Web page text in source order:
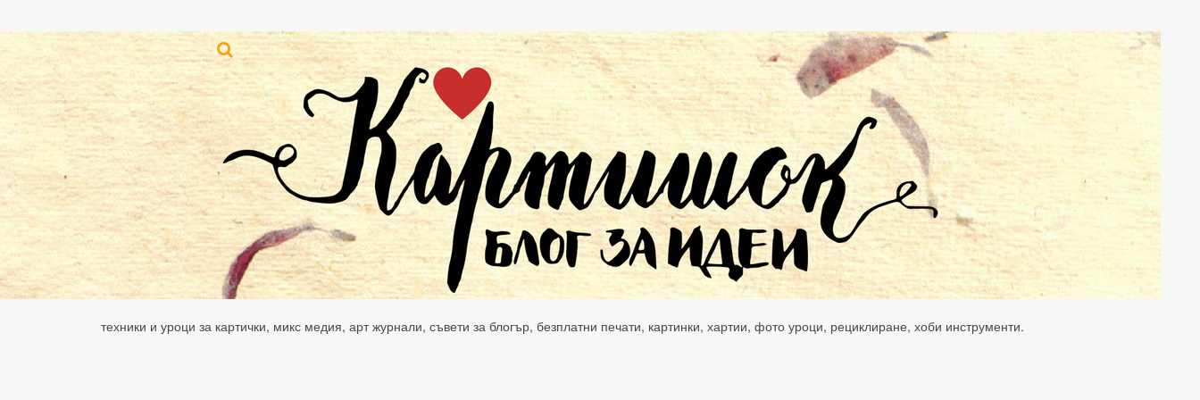
техники и уроци за картички, микс медия, арт журнали, съвети за блогър, безплатни печати, картинки, хартии, фото уроци, рециклиране, хоби инструменти.